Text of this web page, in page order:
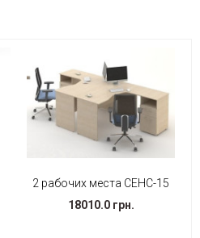
2 рабочих места СЕНС-15
18010.0 грн.